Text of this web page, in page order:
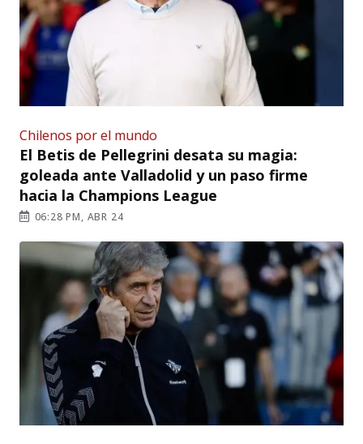
Chilenos por el mundo
El Betis de Pellegrini desata su magia:
goleada ante Valladolid y un paso firme
hacia la Champions League
06:28 PM, ABR 24